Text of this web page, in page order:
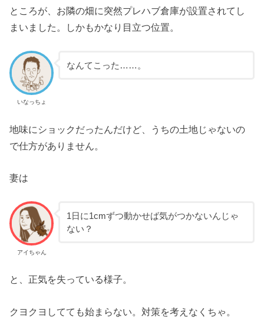
ところが、お隣の畑に突然プレハブ倉庫が設置されてし
まいました。しかもかなり目立つ位置。
いなっちょ
なんてこった……。
地味にショックだったんだけど、うちの土地じゃないの
で仕方がありません。
妻は
アイちゃん
1日に1cmずつ動かせば気がつかないんじゃ
ない？
と、正気を失っている様子。
クヨクヨしてても始まらない。対策を考えなくちゃ。